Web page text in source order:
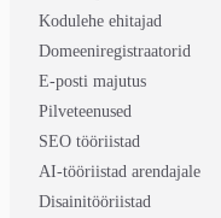
Kodulehe ehitajad
Domeeniregistraatorid
E-posti majutus
Pilveteenused
SEO tööriistad
AI-tööriistad arendajale
Disainitööriistad